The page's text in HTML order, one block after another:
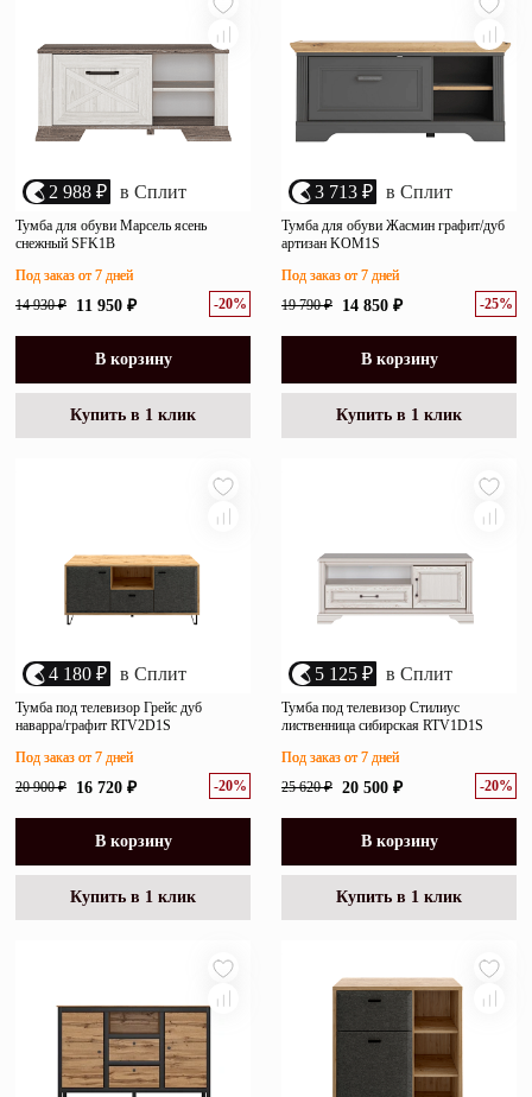
2 988 ₽ в Сплит
Тумба для обуви Марсель ясень
снежный SFK1B
14 930 ₽ 11 950 ₽ -20%
Под заказ от 7 дней
В корзину
Купить в 1 клик
3 713 ₽ в Сплит
Тумба для обуви Жасмин графит/дуб
артизан KOM1S
19 790 ₽ 14 850 ₽ -25%
Под заказ от 7 дней
В корзину
Купить в 1 клик
4 180 ₽ в Сплит
Тумба под телевизор Грейс дуб
наварра/графит RTV2D1S
20 900 ₽ 16 720 ₽ -20%
Под заказ от 7 дней
В корзину
Купить в 1 клик
5 125 ₽ в Сплит
Тумба под телевизор Стилиус
лиственница сибирская RTV1D1S
25 620 ₽ 20 500 ₽ -20%
Под заказ от 7 дней
В корзину
Купить в 1 клик